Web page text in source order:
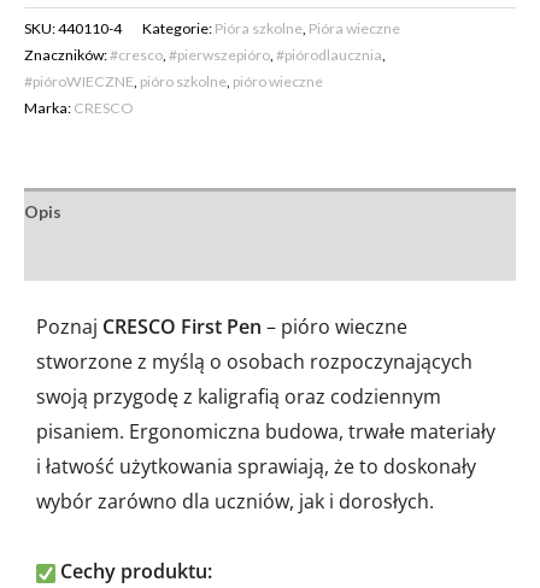
SKU:440110-4 Kategorie: Pióra szkolne, Pióra wieczne
Znaczników:#cresco, #pierwszepióro, #piórodlaucznia,
#pióroWIECZNE, pióro szkolne, pióro wieczne
Marka: CRESCO
Opis
Poznaj CRESCO First Pen – pióro wieczne
stworzone z myślą o osobach rozpoczynających
swoją przygodę z kaligrafią oraz codziennym
pisaniem. Ergonomiczna budowa, trwałe materiały
i łatwość użytkowania sprawiają, że to doskonały
wybór zarówno dla uczniów, jak i dorosłych.
Cechy produktu: